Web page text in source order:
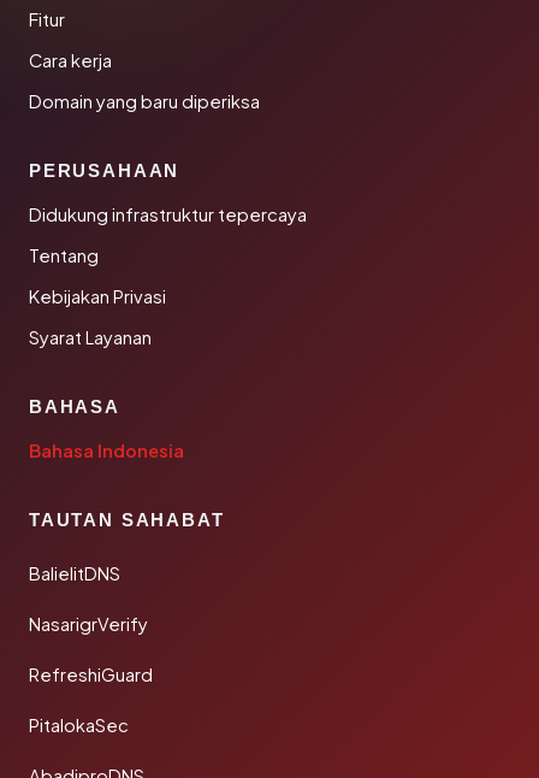
Fitur
Cara kerja
Domain yang baru diperiksa
PERUSAHAAN
Didukung infrastruktur tepercaya
Tentang
Kebijakan Privasi
Syarat Layanan
BAHASA
Bahasa Indonesia
TAUTAN SAHABAT
BalielitDNS
NasarigrVerify
RefreshiGuard
PitalokaSec